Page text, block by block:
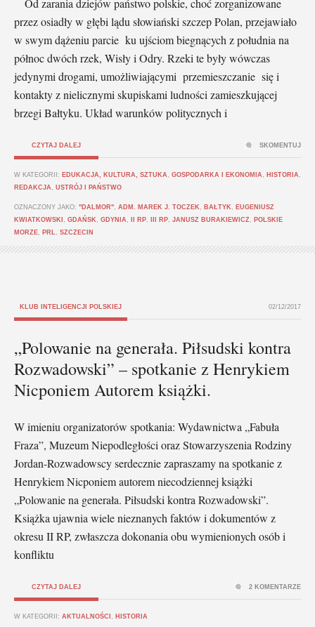
Od zarania dziejów państwo polskie, choć zorganizowane
przez osiadły w głębi lądu słowiański szczep Polan, przejawiało
w swym dążeniu parcie ku ujściom biegnących z południa na
północ dwóch rzek, Wisły i Odry. Rzeki te były wówczas
jedynymi drogami, umożliwiającymi przemieszczanie się i
kontakty z nielicznymi skupiskami ludności zamieszkującej
brzegi Bałtyku. Układ warunków politycznych i
CZYTAJ DALEJ
W KATEGORII: EDUKACJA, KULTURA, SZTUKA GOSPODARKA I EKONOMIA HISTORIA
REDAKCJA
USTRÓJ I PAŃSTWO
OZNACZONY JAKO: "DALMOR" ADM. MAREK J. TOCZEK BAŁTYK
EUGENIUSZ
KWIATKOWSKI
GDAŃSK GDYNIA II RP III RP JANUSZ BURAKIEWICZ
POLSKIE
MORZE
PRL SZCZECIN
SKOMENTUJ
KLUB INTELIGENCJI POLSKIEJ 02/12/2017
„Polowanie na generała. Piłsudski kontra
Rozwadowski” – spotkanie z Henrykiem
Nicponiem Autorem książki.
W imieniu organizatorów spotkania: Wydawnictwa „Fabuła
Fraza”, Muzeum Niepodległości oraz Stowarzyszenia Rodziny
Jordan-Rozwadowscy serdecznie zapraszamy na spotkanie z
Henrykiem Nicponiem autorem niecodziennej książki
„Polowanie na generała. Piłsudski kontra Rozwadowski”.
Książka ujawnia wiele nieznanych faktów i dokumentów z
okresu II RP, zwłaszcza dokonania obu wymienionych osób i
konfliktu
CZYTAJ DALEJ
W KATEGORII: AKTUALNOŚCI HISTORIA
2 KOMENTARZE